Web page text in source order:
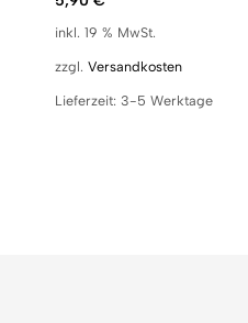
inkl. 19 % MwSt.
zzgl. Versandkosten
Lieferzeit: 3-5 Werktage